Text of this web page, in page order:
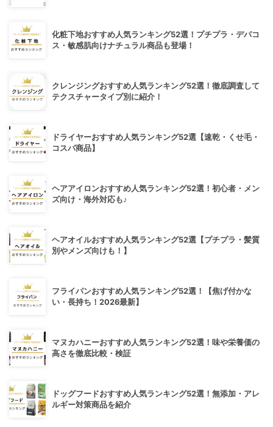
化粧下地おすすめ人気ランキング52選！プチプラ・デパコ
ス・敏感肌向けナチュラル商品も登場！
クレンジングおすすめ人気ランキング52選！徹底調査して
テクスチャータイプ別に紹介！
ドライヤーおすすめ人気ランキング52選【速乾・くせ毛・
コスパ商品】
ヘアアイロンおすすめ人気ランキング52選！初心者・メン
ズ向け・海外対応も♪
ヘアオイルおすすめ人気ランキング52選【プチプラ・髪質
別やメンズ向けも！】
フライパンおすすめ人気ランキング52選！【焦げ付かな
い・長持ち！2026最新】
マヌカハニーおすすめ人気ランキング52選！味や栄養価の
高さを徹底比較・検証
ドッグフードおすすめ人気ランキング52選！無添加・アレ
ルギー対策商品を紹介